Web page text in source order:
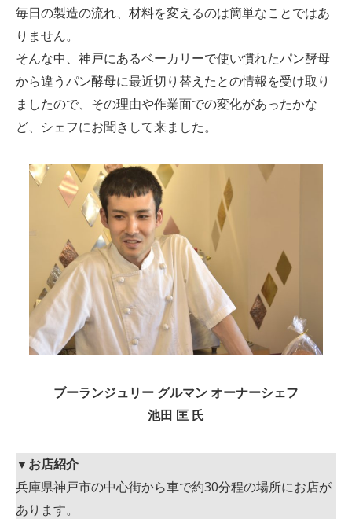
毎日の製造の流れ、材料を変えるのは簡単なことではあ
りません。
そんな中、神戸にあるベーカリーで使い慣れたパン酵母
から違うパン酵母に最近切り替えたとの情報を受け取り
ましたので、その理由や作業面での変化があったかな
ど、シェフにお聞きして来ました。
ブーランジュリー グルマン オーナーシェフ
池田 匡 氏
▼お店紹介
兵庫県神戸市の中心街から車で約30分程の場所にお店が
あります。